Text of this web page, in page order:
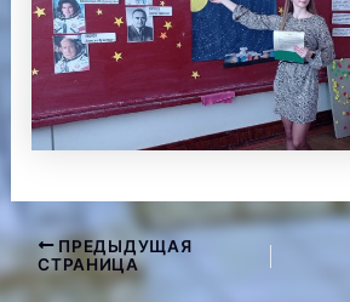
Навигация
по
ПРЕДЫДУЩАЯ
СТРАНИЦА